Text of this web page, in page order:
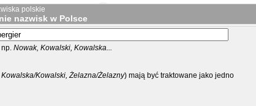
polskie
nazwisk w Polsce
Nowak, Kowalski, Kowalska...
Kowalska/Kowalski, Żelazna/Żelazny) mają być traktowane jako jedno